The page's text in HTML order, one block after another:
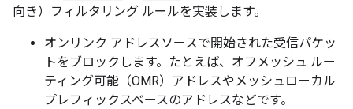
向き）フィルタリング ルールを実装します。
オンリンク アドレスソースで開始された受信パケッ
トをブロックします。たとえば、オフメッシュ ルー
ティング可能（OMR）アドレスやメッシュローカル
プレフィックスベースのアドレスなどです。